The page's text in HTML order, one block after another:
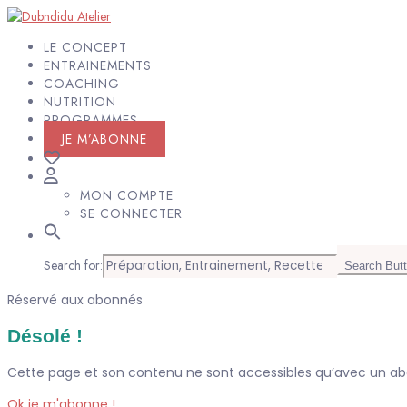
LE CONCEPT
ENTRAINEMENTS
COACHING
NUTRITION
PROGRAMMES
JE M’ABONNE
MON COMPTE
SE CONNECTER
Search for: Search
Réservé aux abonnés
Désolé !
Cette page et son contenu ne sont accessibles qu’avec un